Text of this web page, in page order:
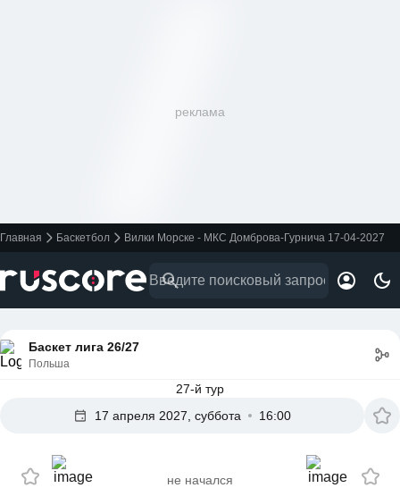
реклама
Главная Баскетбол Вилки Морске - МКС Домброва-Гурнича 17-04-2027
Баскет лига 26/27
Польша
27-й тур
17 апреля 2027, суббота
16:00
не начался